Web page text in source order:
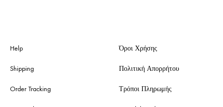
Help
Shipping
Order Tracking
Όροι Χρήσης
Πολιτική Απορρήτου
Τρόποι Πληρωμής